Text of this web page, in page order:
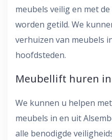
meubels veilig en met
worden getild. We
verhuizen van meubels
hoofdsteden.
Meubellift huren
We kunnen u helpen
meubels in en uit
alle benodigde